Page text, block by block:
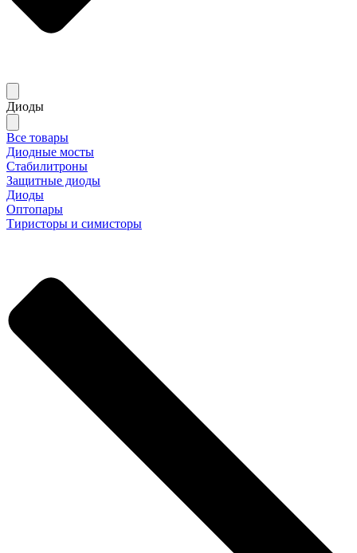
Диоды
Все товары
Диодные мосты
Стабилитроны
Защитные диоды
Диоды
Оптопары
Тиристоры и симисторы